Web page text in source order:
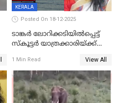
KERALA
Posted On 18-12-2025
ടാങ്കർ ലോറിക്കടിയിൽപ്പെട്ട്
സ്കൂട്ടർ യാത്രക്കാരിയ്ക്ക്
കണ്ടോത്ത് ദേശീയ പാതയിൽ
1 Min Read View All